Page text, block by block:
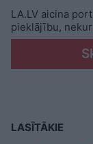
LA.LV aicina
pieklājību,
LASĪTĀKIE